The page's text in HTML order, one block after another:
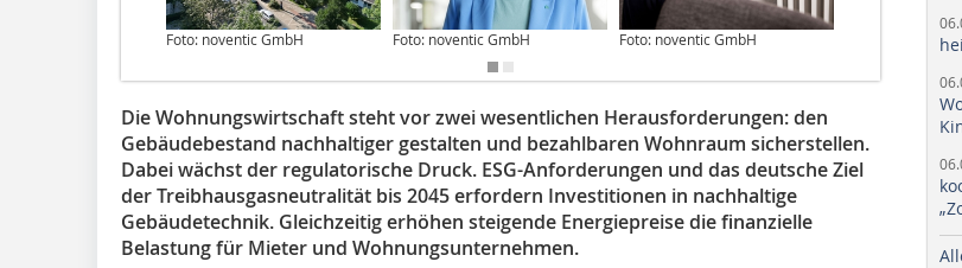
Foto: noventic GmbH Foto: noventic GmbH Foto: noventic GmbH Foto: noventic
Die Wohnungswirtschaft steht vor zwei wesentlichen Herausforderungen: den
Gebäudebestand nachhaltiger gestalten und bezahlbaren Wohnraum sicherstellen.
Dabei wächst der regulatorische Druck. ESG-Anforderungen und das deutsche Ziel
der Treibhausgasneutralität bis 2045 erfordern Investitionen in nachhaltige
Gebäudetechnik. Gleichzeitig erhöhen steigende Energiepreise die finanzielle
Belastung für Mieter und Wohnungsunternehmen.